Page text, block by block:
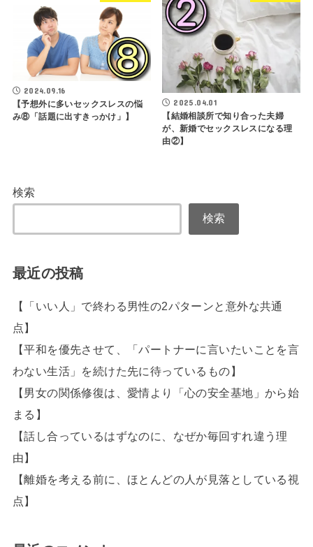
2024.09.16
【予想外に多いセックスレスの悩
み⑧「話題に出すきっかけ」】
2025.04.01
【結婚相談所で知り合った夫婦
が、新婚でセックスレスになる理
由②】
検索
検索
最近の投稿
【「いい人」で終わる男性の2パターンと意外な共通
点】
【平和を優先させて、「パートナーに言いたいことを言
わない生活」を続けた先に待っているもの】
【男女の関係修復は、愛情より「心の安全基地」から始
まる】
【話し合っているはずなのに、なぜか毎回すれ違う理
由】
【離婚を考える前に、ほとんどの人が見落としている視
点】